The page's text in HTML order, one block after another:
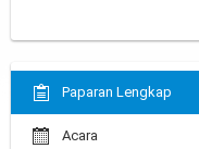
Paparan Lengkap
Acara